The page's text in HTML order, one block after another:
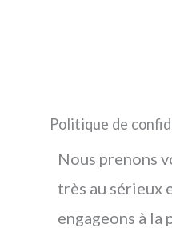
Politique de
Nous prenons
très au sérieux
engageons à la